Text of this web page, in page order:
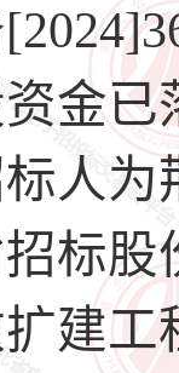
金
人
标
建